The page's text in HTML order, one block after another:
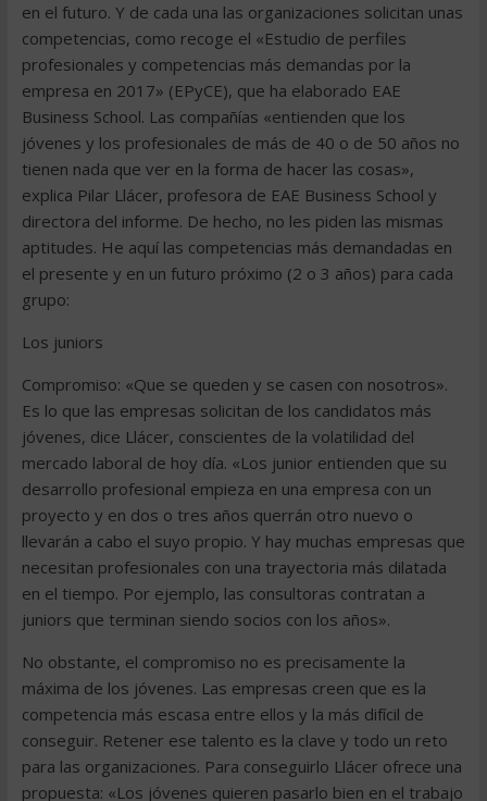
en el futuro. Y de cada una las organizaciones solicitan unas
competencias, como recoge el «Estudio de perfiles
profesionales y competencias más demandas por la
empresa en 2017» (EPyCE), que ha elaborado EAE
Business School. Las compañías «entienden que los
jóvenes y los profesionales de más de 40 o de 50 años no
tienen nada que ver en la forma de hacer las cosas»,
explica Pilar Llácer, profesora de EAE Business School y
directora del informe. De hecho, no les piden las mismas
aptitudes. He aquí las competencias más demandadas en
el presente y en un futuro próximo (2 o 3 años) para cada
grupo:
Los juniors
Compromiso: «Que se queden y se casen con nosotros».
Es lo que las empresas solicitan de los candidatos más
jóvenes, dice Llácer, conscientes de la volatilidad del
mercado laboral de hoy día. «Los junior entienden que su
desarrollo profesional empieza en una empresa con un
proyecto y en dos o tres años querrán otro nuevo o
llevarán a cabo el suyo propio. Y hay muchas empresas que
necesitan profesionales con una trayectoria más dilatada
en el tiempo. Por ejemplo, las consultoras contratan a
juniors que terminan siendo socios con los años».
No obstante, el compromiso no es precisamente la
máxima de los jóvenes. Las empresas creen que es la
competencia más escasa entre ellos y la más difícil de
conseguir. Retener ese talento es la clave y todo un reto
para las organizaciones. Para conseguirlo Llácer ofrece una
propuesta: «Los jóvenes quieren pasarlo bien en el trabajo